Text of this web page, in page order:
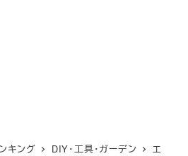
キング DIY・工具・ガーデン
エ